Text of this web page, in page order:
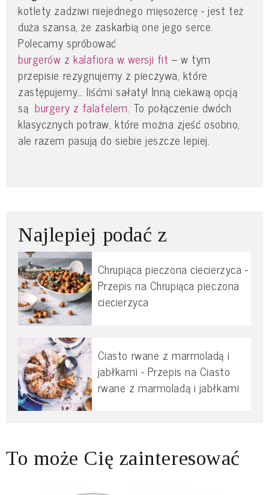
kotlety zadziwi niejednego mięsożercę - jest też
duża szansa, że zaskarbią one jego serce.
Polecamy spróbować
burgerów z kalafiora w wersji fit – w tym
przepisie rezygnujemy z pieczywa, które
zastępujemy… liśćmi sałaty! Inną ciekawą opcją
sąburgery z falafelem. To połączenie dwóch
klasycznych potraw, które można zjeść osobno,
ale razem pasują do siebie jeszcze lepiej.
Najlepiej podać z
Chrupiąca pieczona ciecierzyca -
Przepis na Chrupiąca pieczona
ciecierzyca
Ciasto rwane z marmoladą i
jabłkami - Przepis na Ciasto
rwane z marmoladą i jabłkami
To może Cię zainteresować